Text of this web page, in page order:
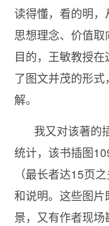
读得懂，看的明
思想理念、价值
目的，王敏教授
了图文并茂的形
解。
我又对该著的
统计，该书插图
（最长者达15页
和说明。这些图
景，又有作者现